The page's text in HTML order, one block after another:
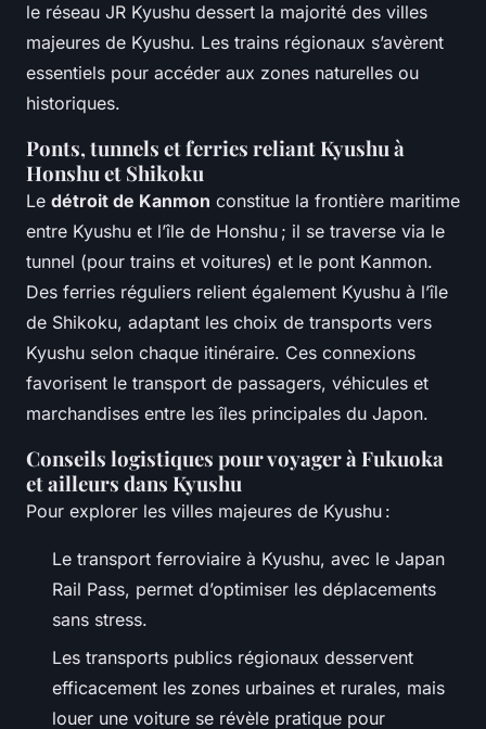
le réseau JR Kyushu dessert la majorité des villes
majeures de Kyushu. Les trains régionaux s’avèrent
essentiels pour accéder aux zones naturelles ou
historiques.
Ponts, tunnels et ferries reliant Kyushu à
Honshu et Shikoku
Le détroit de Kanmon constitue la frontière maritime
entre Kyushu et l’île de Honshu ; il se traverse via le
tunnel (pour trains et voitures) et le pont Kanmon.
Des ferries réguliers relient également Kyushu à l’île
de Shikoku, adaptant les choix de transports vers
Kyushu selon chaque itinéraire. Ces connexions
favorisent le transport de passagers, véhicules et
marchandises entre les îles principales du Japon.
Conseils logistiques pour voyager à Fukuoka
et ailleurs dans Kyushu
Pour explorer les villes majeures de Kyushu :
Le transport ferroviaire à Kyushu, avec le Japan
Rail Pass, permet d’optimiser les déplacements
sans stress.
Les transports publics régionaux desservent
efficacement les zones urbaines et rurales, mais
louer une voiture se révèle pratique pour